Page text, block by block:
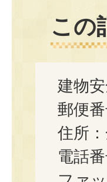
この
建物
郵便
住所
電話